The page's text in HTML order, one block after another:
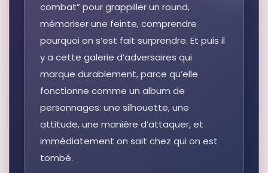
combat” pour grappiller un round,
mémoriser une feinte, comprendre
pourquoi on s’est fait surprendre. Et puis il
y a cette galerie d’adversaires qui
marque durablement, parce qu’elle
fonctionne comme un album de
personnages: une silhouette, une
attitude, une manière d’attaquer, et
immédiatement on sait chez qui on est
tombé.